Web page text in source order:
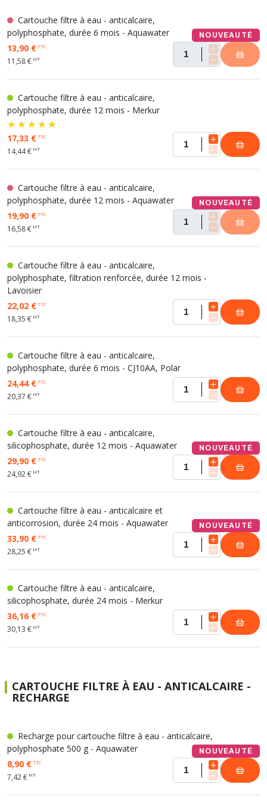
Cartouche filtre à eau - anticalcaire,
polyphosphate, durée 6 mois - Aquawater
NOUVEAUTÉ
13,90 €TTC
11,58 € HT
Cartouche filtre à eau - anticalcaire,
polyphosphate, durée 12 mois - Merkur
17,33 €TTC
14,44 € HT
Cartouche filtre à eau - anticalcaire,
polyphosphate, durée 12 mois - Aquawater
NOUVEAUTÉ
19,90 €TTC
16,58 € HT
Cartouche filtre à eau - anticalcaire,
polyphosphate, filtration renforcée, durée 12 mois -
Lavoisier
22,02 €TTC
18,35 € HT
Cartouche filtre à eau - anticalcaire,
polyphosphate, durée 6 mois - CJ10AA, Polar
24,44 €TTC
20,37 € HT
Cartouche filtre à eau - anticalcaire,
silicophosphate, durée 12 mois - Aquawater
NOUVEAUTÉ
29,90 €TTC
24,92 € HT
Cartouche filtre à eau - anticalcaire et
anticorrosion, durée 24 mois - Aquawater
NOUVEAUTÉ
33,90 €TTC
28,25 € HT
Cartouche filtre à eau - anticalcaire,
silicophosphate, durée 24 mois - Merkur
36,16 €TTC
30,13 € HT
CARTOUCHE FILTRE À EAU - ANTICALCAIRE -
RECHARGE
Recharge pour cartouche filtre à eau - anticalcaire,
polyphosphate 500 g - Aquawater
NOUVEAUTÉ
8,90 €TTC
7,42 € HT